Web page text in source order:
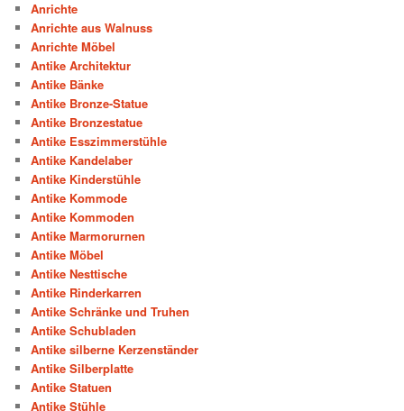
Anrichte
Anrichte aus Walnuss
Anrichte Möbel
Antike Architektur
Antike Bänke
Antike Bronze-Statue
Antike Bronzestatue
Antike Esszimmerstühle
Antike Kandelaber
Antike Kinderstühle
Antike Kommode
Antike Kommoden
Antike Marmorurnen
Antike Möbel
Antike Nesttische
Antike Rinderkarren
Antike Schränke und Truhen
Antike Schubladen
Antike silberne Kerzenständer
Antike Silberplatte
Antike Statuen
Antike Stühle